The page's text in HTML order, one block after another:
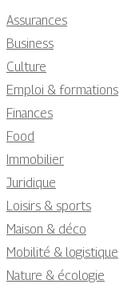
Assurances
Business
Culture
Emploi & formations
Finances
Food
Immobilier
Juridique
Loisirs & sports
Maison & déco
Mobilité & logistique
Nature & écologie